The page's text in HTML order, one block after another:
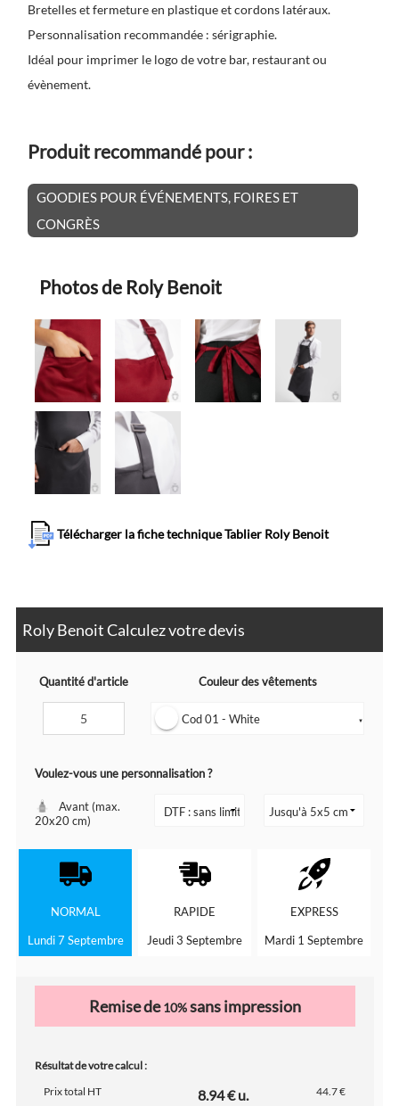
Bretelles et fermeture en plastique et cordons latéraux.
Personnalisation recommandée : sérigraphie.
Idéal pour imprimer le logo de votre bar, restaurant ou
évènement.
Produit recommandé pour :
GOODIES POUR ÉVÉNEMENTS, FOIRES ET
CONGRÈS
Photos de Roly Benoit
Télécharger la fiche technique Tablier Roly Benoit
Roly Benoit Calculez votre devis
Quantité d'article Couleur des vêtements
Cod 01 - White ▼
Voulez-vous une personnalisation ?
Avant (max.
20x20 cm)
NORMAL
Lundi 7 Septembre
RAPIDE
Jeudi 3 Septembre
EXPRESS
Mardi 1 Septembre
Remise de10%sans impression
Résultat de votre calcul :
Prix total HT
8.94 € u. 44.7 €